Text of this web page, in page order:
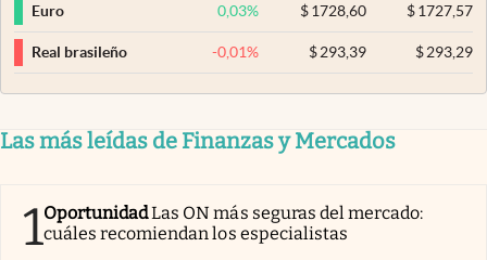
Euro 0,03% $ 1728,60 $1727,57
Real brasileño -0,01% $ 293,39 $293,29
Las más leídas de Finanzas y Mercados
1OportunidadLas ON más seguras del mercado:
cuáles recomiendan los especialistas